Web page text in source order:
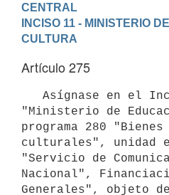
CENTRAL
INCISO 11 - MINISTERIO
CULTURA
Artículo 275
"Ministerio de
programa 280
culturales", unidad
"Servicio de
Nacional",
Generales", objeto